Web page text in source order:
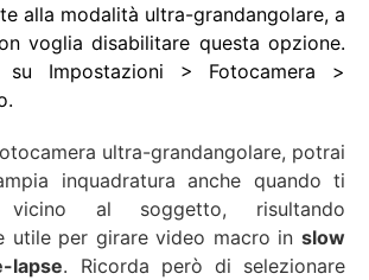
alla modalità ultra-grandangolare, a
voglia disabilitare questa opzione.
Impostazioni > Fotocamera >
ultra-grandangolare, potrai
inquadratura anche quando ti
al soggetto, risultando
utile per girare video macro in slow
lapse. Ricorda però di selezionare